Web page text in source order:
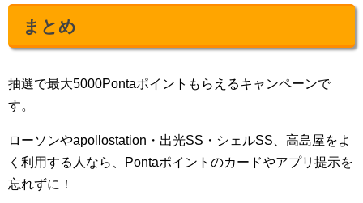
まとめ
抽選で最大5000Pontaポイントもらえるキャンペーンで
す。
ローソンやapollostation・出光SS・シェルSS、高島屋をよ
く利用する人なら、Pontaポイントのカードやアプリ提示を
忘れずに！